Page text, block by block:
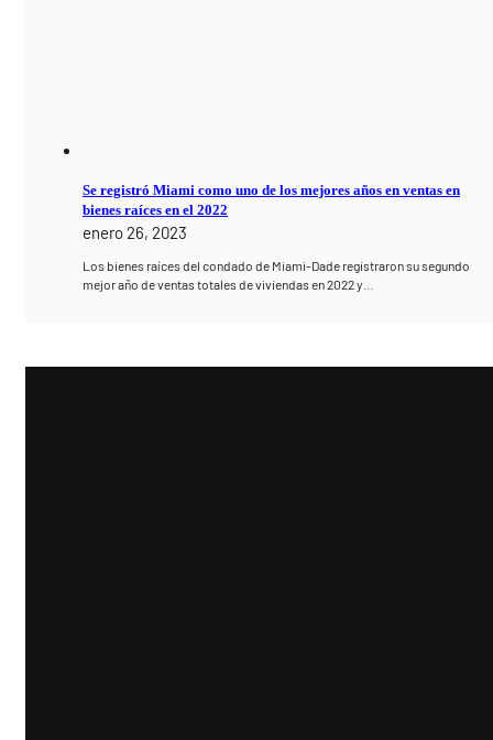
Se registró Miami como uno de los mejores años en ventas en
bienes raíces en el 2022
enero 26, 2023
Los bienes raíces del condado de Miami-Dade registraron su segundo
mejor año de ventas totales de viviendas en 2022 y…